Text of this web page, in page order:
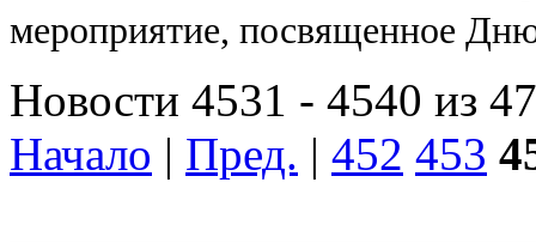
мероприятие, посвященное
Новости 4531 - 4540 из
Начало | Пред. | 452 453